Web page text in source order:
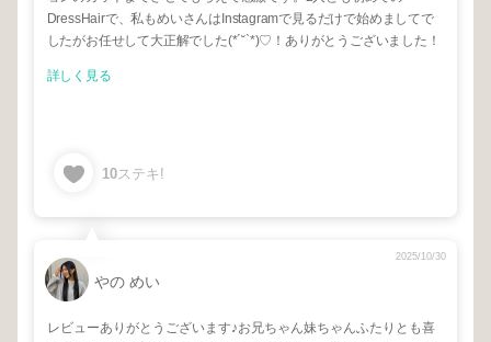
DressHairで、私もめいさんはInstagramで見るだけで始めましてで
したがお任せして大正解でした(*´˘`*)♡！ありがとうございました！
詳しく見る
10ステキ!
やの めい
2025/10/30
レビューありがとうございます♪お兄ちゃん妹ちゃんふたりとも喜